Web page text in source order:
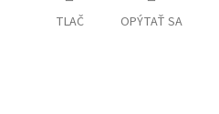
TLAČ OPÝTAŤ SA